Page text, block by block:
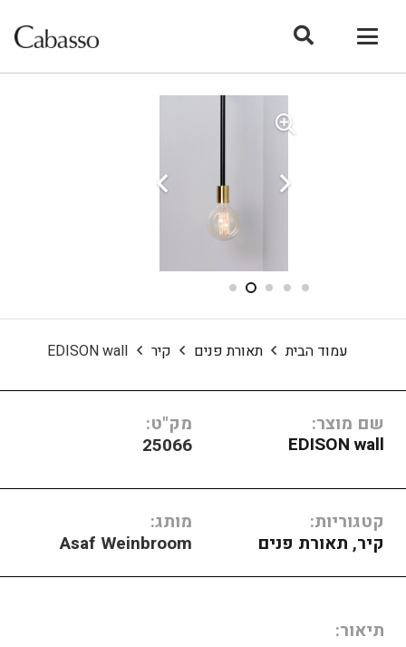
עמוד הבית תאורת פנים קיר EDISON wall
שם מוצר:
EDISON wall
מק"ט:
25066
קטגוריות:
קיר, תאורת פנים
מותג:
Asaf Weinbroom
תיאור